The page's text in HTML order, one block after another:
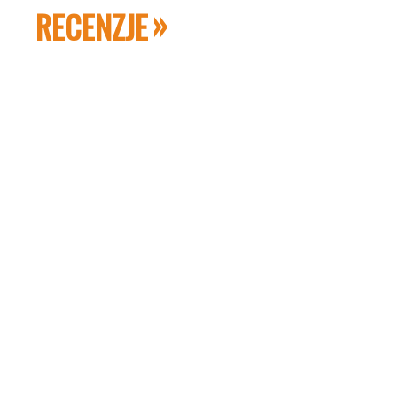
RECENZJE